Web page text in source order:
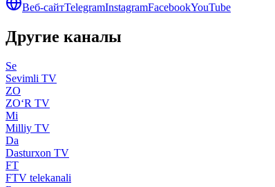
Веб-сайтTelegramInstagramFacebookYouTube
Другие каналы
Se
Sevimli TV
ZO
ZO‘R TV
Mi
Milliy TV
Da
Dasturxon TV
FT
FTV telekanali